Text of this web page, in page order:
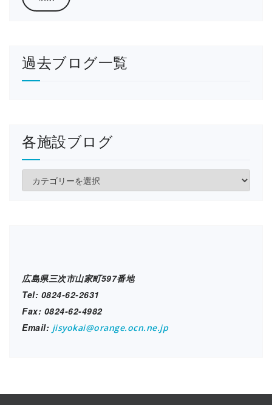
過去ブログ一覧
各施設ブログ
施
広島県三次市山家町597番地
Tel: 0824-62-2631
Fax: 0824-62-4982
Email: jisyokai@orange.ocn.ne.jp